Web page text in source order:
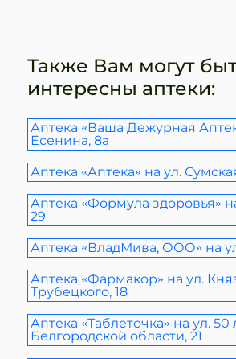
Также Вам могут
интересны аптеки:
Аптека «Ваша Дежурная
Есенина, 8а
Аптека «Аптека» на ул.
Аптека «Формула здоровья»
29
Аптека «ВладМива, ООО» на
Аптека «Фармакор» на ул.
Трубецкого, 18
Аптека «Таблеточка» на ул. 50
Белгородской области, 21